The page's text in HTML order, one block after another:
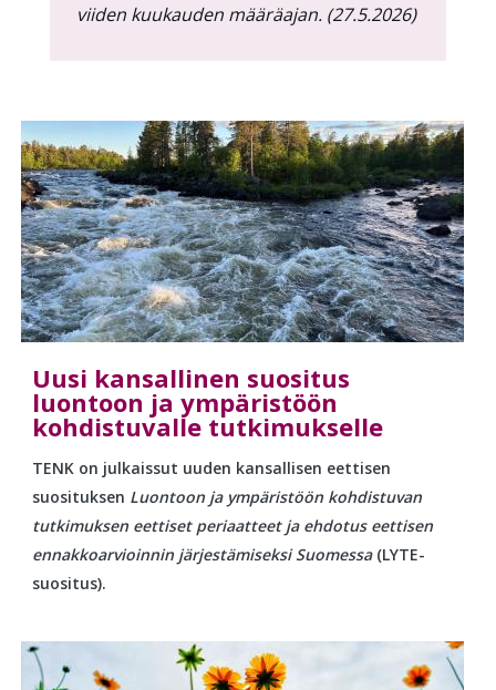
viiden kuukauden määräajan. (27.5.2026)
Uusi kansallinen suositus
luontoon ja ympäristöön
kohdistuvalle tutkimukselle
TENK on julkaissut uuden kansallisen eettisen
suosituksen Luontoon ja ympäristöön kohdistuvan
tutkimuksen eettiset periaatteet ja ehdotus eettisen
ennakkoarvioinnin järjestämiseksi Suomessa(LYTE-
suositus).